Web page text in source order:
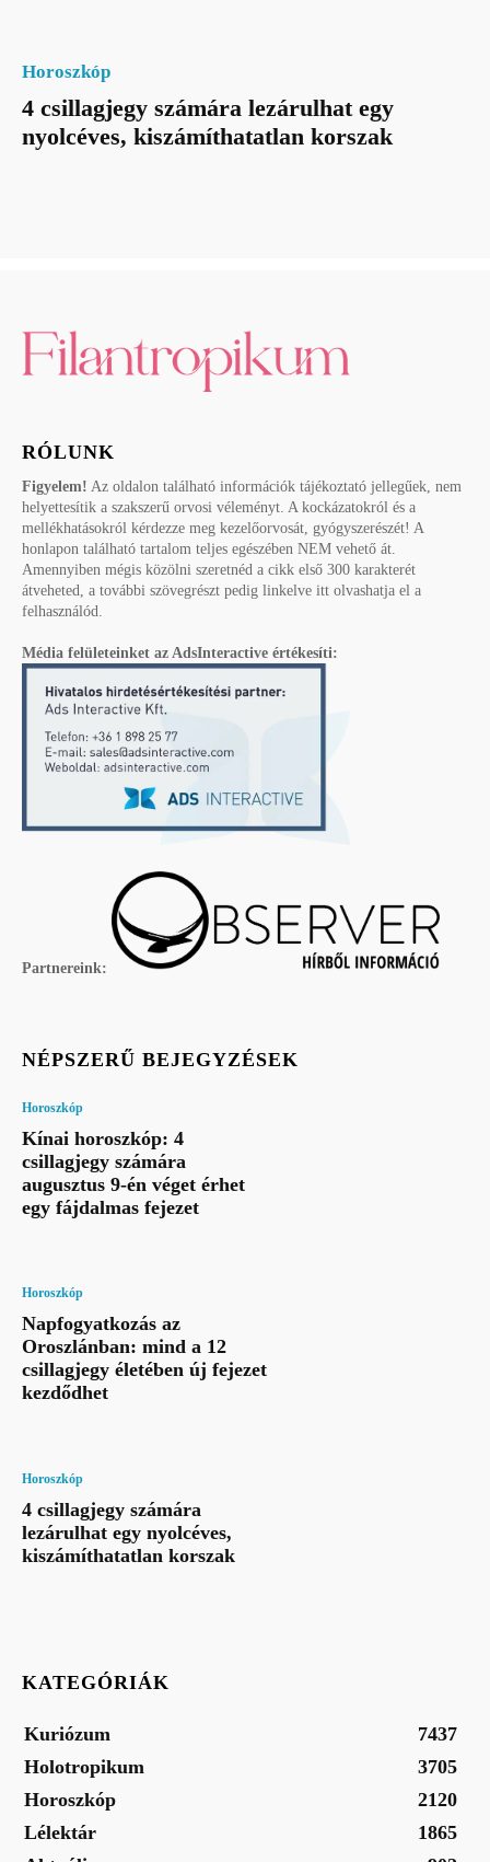
Horoszkóp
4 csillagjegy számára lezárulhat egy
nyolcéves, kiszámíthatatlan korszak
RÓLUNK
Figyelem! Az oldalon található információk tájékoztató jellegűek, nem
helyettesítik a szakszerű orvosi véleményt. A kockázatokról és a
mellékhatásokról kérdezze meg kezelőorvosát, gyógyszerészét! A
honlapon található tartalom teljes egészében NEM vehető át.
Amennyiben mégis közölni szeretnéd a cikk első 300 karakterét
átveheted, a további szövegrészt pedig linkelve itt olvashatja el a
felhasználód.
Média felületeinket az AdsInteractive értékesíti:
Partnereink:
NÉPSZERŰ BEJEGYZÉSEK
Horoszkóp
Kínai horoszkóp: 4
csillagjegy számára
augusztus 9-én véget érhet
egy fájdalmas fejezet
Horoszkóp
Napfogyatkozás az
Oroszlánban: mind a 12
csillagjegy életében új fejezet
kezdődhet
Horoszkóp
4 csillagjegy számára
lezárulhat egy nyolcéves,
kiszámíthatatlan korszak
KATEGÓRIÁK
Kuriózum
7437
Holotropikum
3705
Horoszkóp
2120
Lélektár
1865